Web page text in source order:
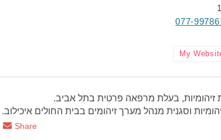
077-
My
זיהומיות, בעלת מרפאה פרטית בתל אביב.
וסגנית מנהל מערך זיהומים בבית החולים איכילוב.
Share